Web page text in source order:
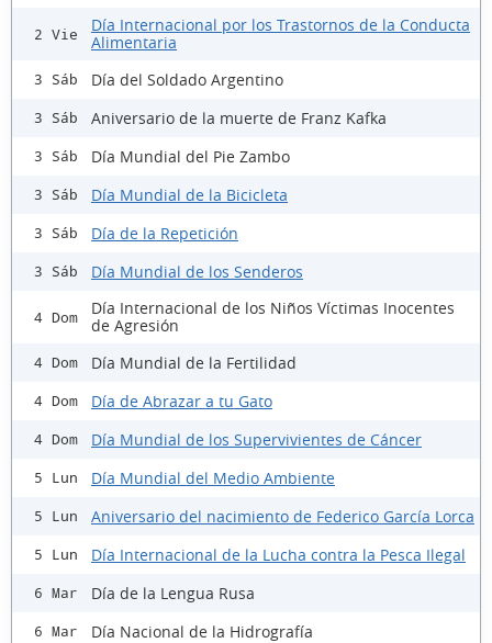
2 Vie
Día Internacional por los Trastornos de la Conducta
Alimentaria
3 Sáb Día del Soldado Argentino
3 Sáb Aniversario de la muerte de Franz Kafka
3 Sáb Día Mundial del Pie Zambo
3 Sáb Día Mundial de la Bicicleta
3 Sáb Día de la Repetición
3 Sáb Día Mundial de los Senderos
4 Dom
Día Internacional de los Niños Víctimas Inocentes
de Agresión
4 Dom Día Mundial de la Fertilidad
4 Dom Día de Abrazar a tu Gato
4 Dom Día Mundial de los Supervivientes de Cáncer
5 Lun Día Mundial del Medio Ambiente
5 Lun Aniversario del nacimiento de Federico García Lorca
5 Lun Día Internacional de la Lucha contra la Pesca Ilegal
6 Mar Día de la Lengua Rusa
6 Mar Día Nacional de la Hidrografía